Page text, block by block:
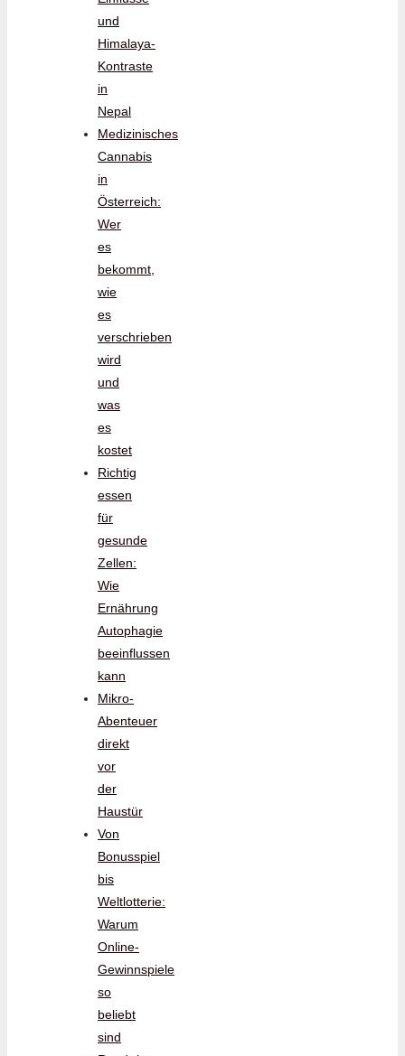
und
Himalaya-
Kontraste
in
Nepal
Medizinisches
Cannabis
in
Österreich:
Wer
es
bekommt,
wie
es
verschrieben
wird
und
was
es
kostet
Richtig
essen
für
gesunde
Zellen:
Wie
Ernährung
Autophagie
beeinflussen
kann
Mikro-
Abenteuer
direkt
vor
der
Haustür
Von
Bonusspiel
bis
Weltlotterie:
Warum
Online-
Gewinnspiele
so
beliebt
sind